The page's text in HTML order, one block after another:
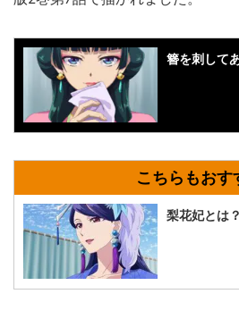
簪を刺して
梨花妃とは